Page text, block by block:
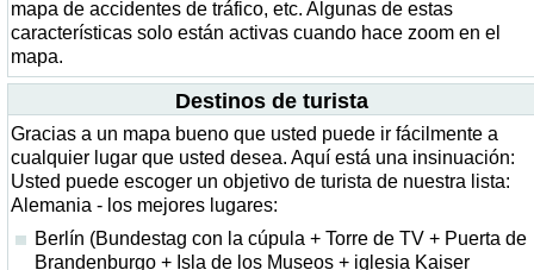
mapa de accidentes de tráfico, etc. Algunas de estas
características solo están activas cuando hace zoom en el
mapa.
Destinos de turista
Gracias a un mapa bueno que usted puede ir fácilmente a
cualquier lugar que usted desea. Aquí está una insinuación:
Usted puede escoger un objetivo de turista de nuestra lista:
Alemania - los mejores lugares:
Berlín (Bundestag con la cúpula + Torre de TV + Puerta de
Brandenburgo + Isla de los Museos + iglesia Kaiser